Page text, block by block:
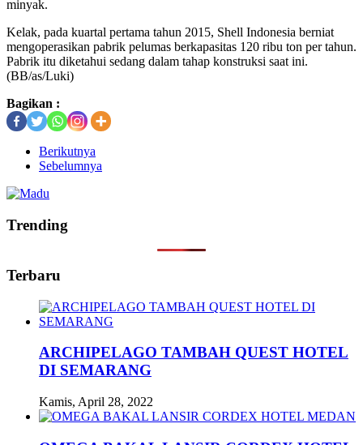
minyak.
Kelak, pada kuartal pertama tahun 2015, Shell Indonesia berniat
mengoperasikan pabrik pelumas berkapasitas 120 ribu ton per tahun.
Pabrik itu diketahui sedang dalam tahap konstruksi saat ini.
(BB/as/Luki)
Bagikan :
Berikutnya
Sebelumnya
Trending
Terbaru
ARCHIPELAGO TAMBAH QUEST HOTEL
DI SEMARANG
Kamis, April 28, 2022